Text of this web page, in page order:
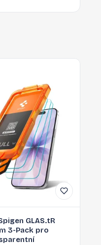
GLAS.tR
3-Pack pro